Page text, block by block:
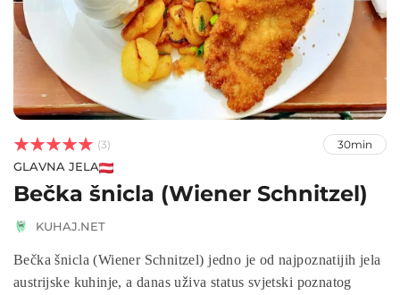


 (3) 30min
GLAVNA JELA
Bečka šnicla (Wiener Schnitzel)
KUHAJ.NET
Bečka šnicla (Wiener Schnitzel) jedno je od najpoznatijih jela
austrijske kuhinje, a danas uživa status svjetski poznatog